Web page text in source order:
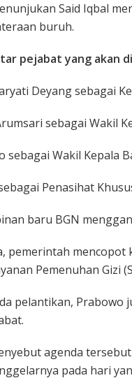
Said Iqbal
buruh.
pejabat yang akan
Deyang sebagai
sebagai Wakil
sebagai Wakil Kepala
Penasihat
baru BGN
pemerintah
Pemenuhan Gizi
pelantikan, Prabowo
agenda
pada hari